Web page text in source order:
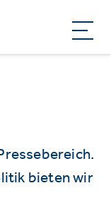
bieten wir